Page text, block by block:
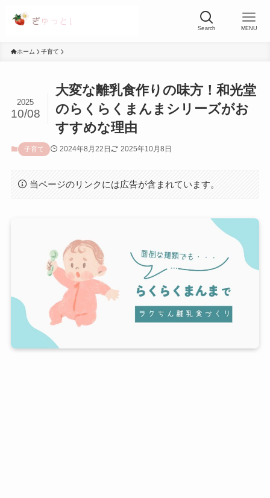
Search MENU
ホーム 子育て
大変な離乳食作りの味方！和光堂
のらくらくまんまシリーズがお
すすめな理由
2025
10/08
子育て 2024年8月22日 2025年10月8日
当ページのリンクには広告が含まれています。